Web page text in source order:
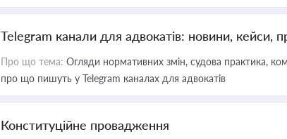
Telegram канали для адвокатів: новини, кейси,
Про що тема: Огляди нормативних змін, судова практика,
про що пишуть у Telegram каналах для адвокатів
Конституційне провадження